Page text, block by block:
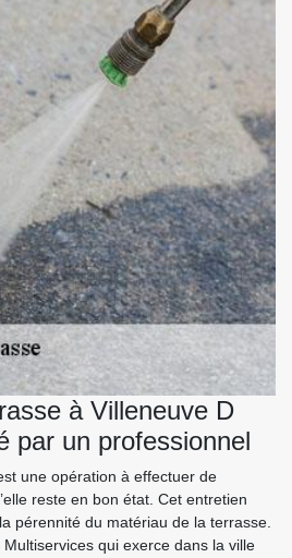
à Villeneuve D
par un professionnel
une opération à effectuer de
reste en bon état. Cet entretien
pérennité du matériau de la terrasse.
qui exerce dans la ville